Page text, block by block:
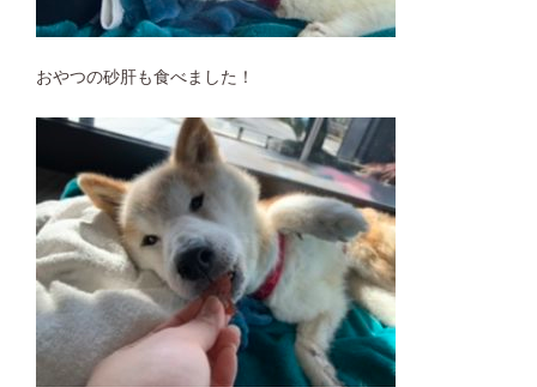
おやつの砂肝も食べました！